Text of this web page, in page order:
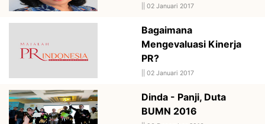
02 Januari 2017
Bagaimana
Mengevaluasi Kinerja
PR?
02 Januari 2017
Dinda - Panji, Duta
BUMN 2016